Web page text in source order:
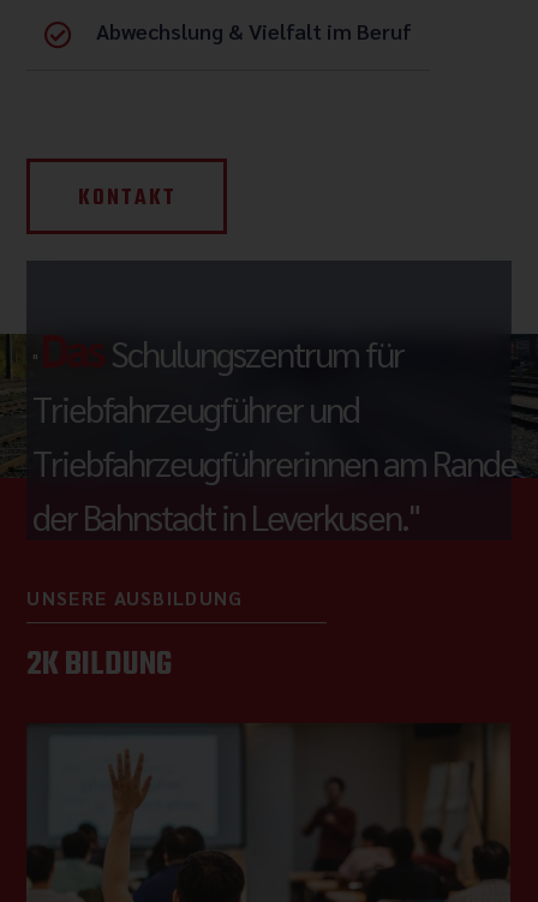
Abwechslung & Vielfalt im Beruf
KONTAKT
"
Schulungszentrum für
Triebfahrzeugführer und
Triebfahrzeugführerinnen am Rande
der Bahnstadt in Leverkusen."
UNSERE AUSBILDUNG
2K BILDUNG